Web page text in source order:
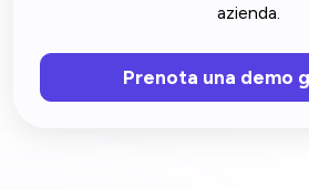
azienda.
Prenota una demo